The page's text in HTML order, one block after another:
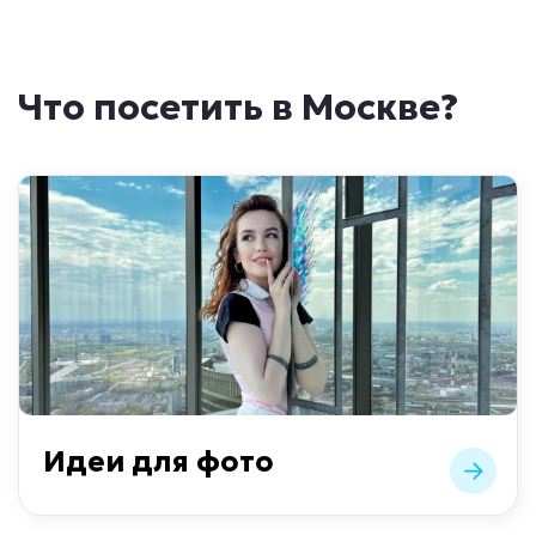
Что посетить в Москве?
Идеи для фото